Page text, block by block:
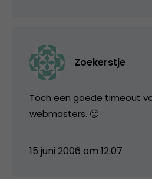
Zoekerstje
Toch een goede timeout
webmasters. 🙂
15 juni 2006 om 12:07